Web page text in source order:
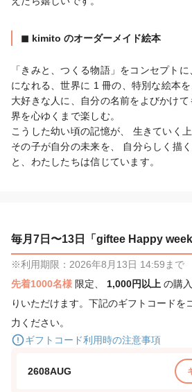
◼︎ kimito のオーダーメイド絵本
「きみと、つくる物語」をコンセプト
になれる、世界に 1 冊の、特別な絵本を
⼤好きな⼈に、⾃分の名前をよびかけ
界を⼼ゆくまで楽しむ。
こうした幼い頃の記憶が、 ⽣きていく
その⼦が⾃分の未来を、 ⾃分らしく描
と、わたしたちは信じています。
毎月7日〜13日「giftee Happy week
※利用期限：2026年8月13日 14:59まで
先着1000名様 限定、 1,000円以上 の購
りいただけます。下記のギフトコードを
力ください。
ギフトコード利用時の注意事項
2608AUG